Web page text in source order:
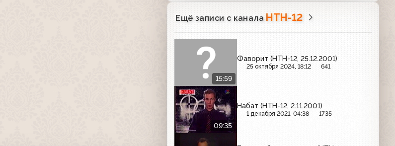
Ещё записи с канала НТН-12
15:59
Фаворит (НТН-12, 25.12.2001)
25 октября 2024, 18:12 641
09:35
Набат (НТН-12, 2.11.2001)
1 декабря 2021, 04:38 1735